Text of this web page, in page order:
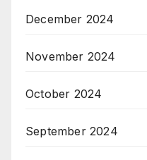
December 2024
November 2024
October 2024
September 2024